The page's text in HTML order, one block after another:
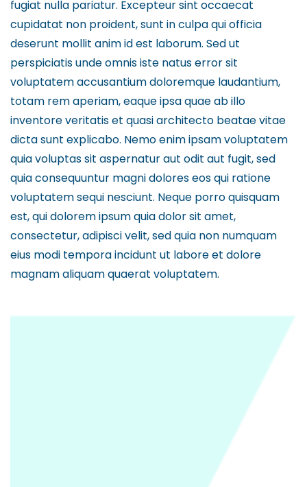
fugiat nulla pariatur. Excepteur sint occaecat
cupidatat non proident, sunt in culpa qui officia
deserunt mollit anim id est laborum. Sed ut
perspiciatis unde omnis iste natus error sit
voluptatem accusantium doloremque laudantium,
totam rem aperiam, eaque ipsa quae ab illo
inventore veritatis et quasi architecto beatae vitae
dicta sunt explicabo. Nemo enim ipsam voluptatem
quia voluptas sit aspernatur aut odit aut fugit, sed
quia consequuntur magni dolores eos qui ratione
voluptatem sequi nesciunt. Neque porro quisquam
est, qui dolorem ipsum quia dolor sit amet,
consectetur, adipisci velit, sed quia non numquam
eius modi tempora incidunt ut labore et dolore
magnam aliquam quaerat voluptatem.